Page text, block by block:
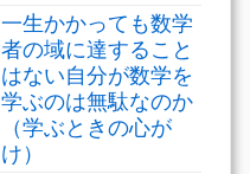
一生かかっても数学
者の域に達すること
はない自分が数学を
学ぶのは無駄なのか
（学ぶときの心が
け）